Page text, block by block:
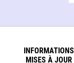
INFORMATIONS
MISES À JOUR